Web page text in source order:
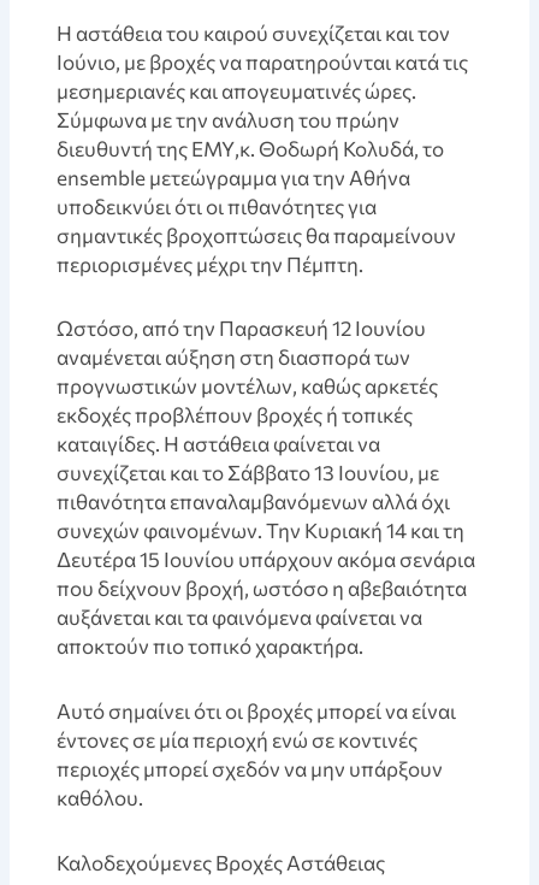
Η αστάθεια του καιρού συνεχίζεται και τον
Ιούνιο, με βροχές να παρατηρούνται κατά τις
μεσημεριανές και απογευματινές ώρες.
Σύμφωνα με την ανάλυση του πρώην
διευθυντή της ΕΜΥ,κ. Θοδωρή Κολυδά, το
ensemble μετεώγραμμα για την Αθήνα
υποδεικνύει ότι οι πιθανότητες για
σημαντικές βροχοπτώσεις θα παραμείνουν
περιορισμένες μέχρι την Πέμπτη.
Ωστόσο, από την Παρασκευή 12 Ιουνίου
αναμένεται αύξηση στη διασπορά των
προγνωστικών μοντέλων, καθώς αρκετές
εκδοχές προβλέπουν βροχές ή τοπικές
καταιγίδες. Η αστάθεια φαίνεται να
συνεχίζεται και το Σάββατο 13 Ιουνίου, με
πιθανότητα επαναλαμβανόμενων αλλά όχι
συνεχών φαινομένων. Την Κυριακή 14 και τη
Δευτέρα 15 Ιουνίου υπάρχουν ακόμα σενάρια
που δείχνουν βροχή, ωστόσο η αβεβαιότητα
αυξάνεται και τα φαινόμενα φαίνεται να
αποκτούν πιο τοπικό χαρακτήρα.
Αυτό σημαίνει ότι οι βροχές μπορεί να είναι
έντονες σε μία περιοχή ενώ σε κοντινές
περιοχές μπορεί σχεδόν να μην υπάρξουν
καθόλου.
Καλοδεχούμενες Βροχές Αστάθειας